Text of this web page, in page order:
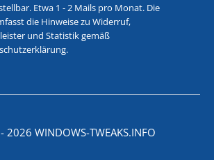
Etwa 1 - 2 Mails pro Monat. Die
die Hinweise zu Widerruf,
und Statistik gemäß
.
2026 WINDOWS-TWEAKS.INFO